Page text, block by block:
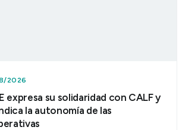
2026
expresa su solidaridad con CALF y
la autonomía de las